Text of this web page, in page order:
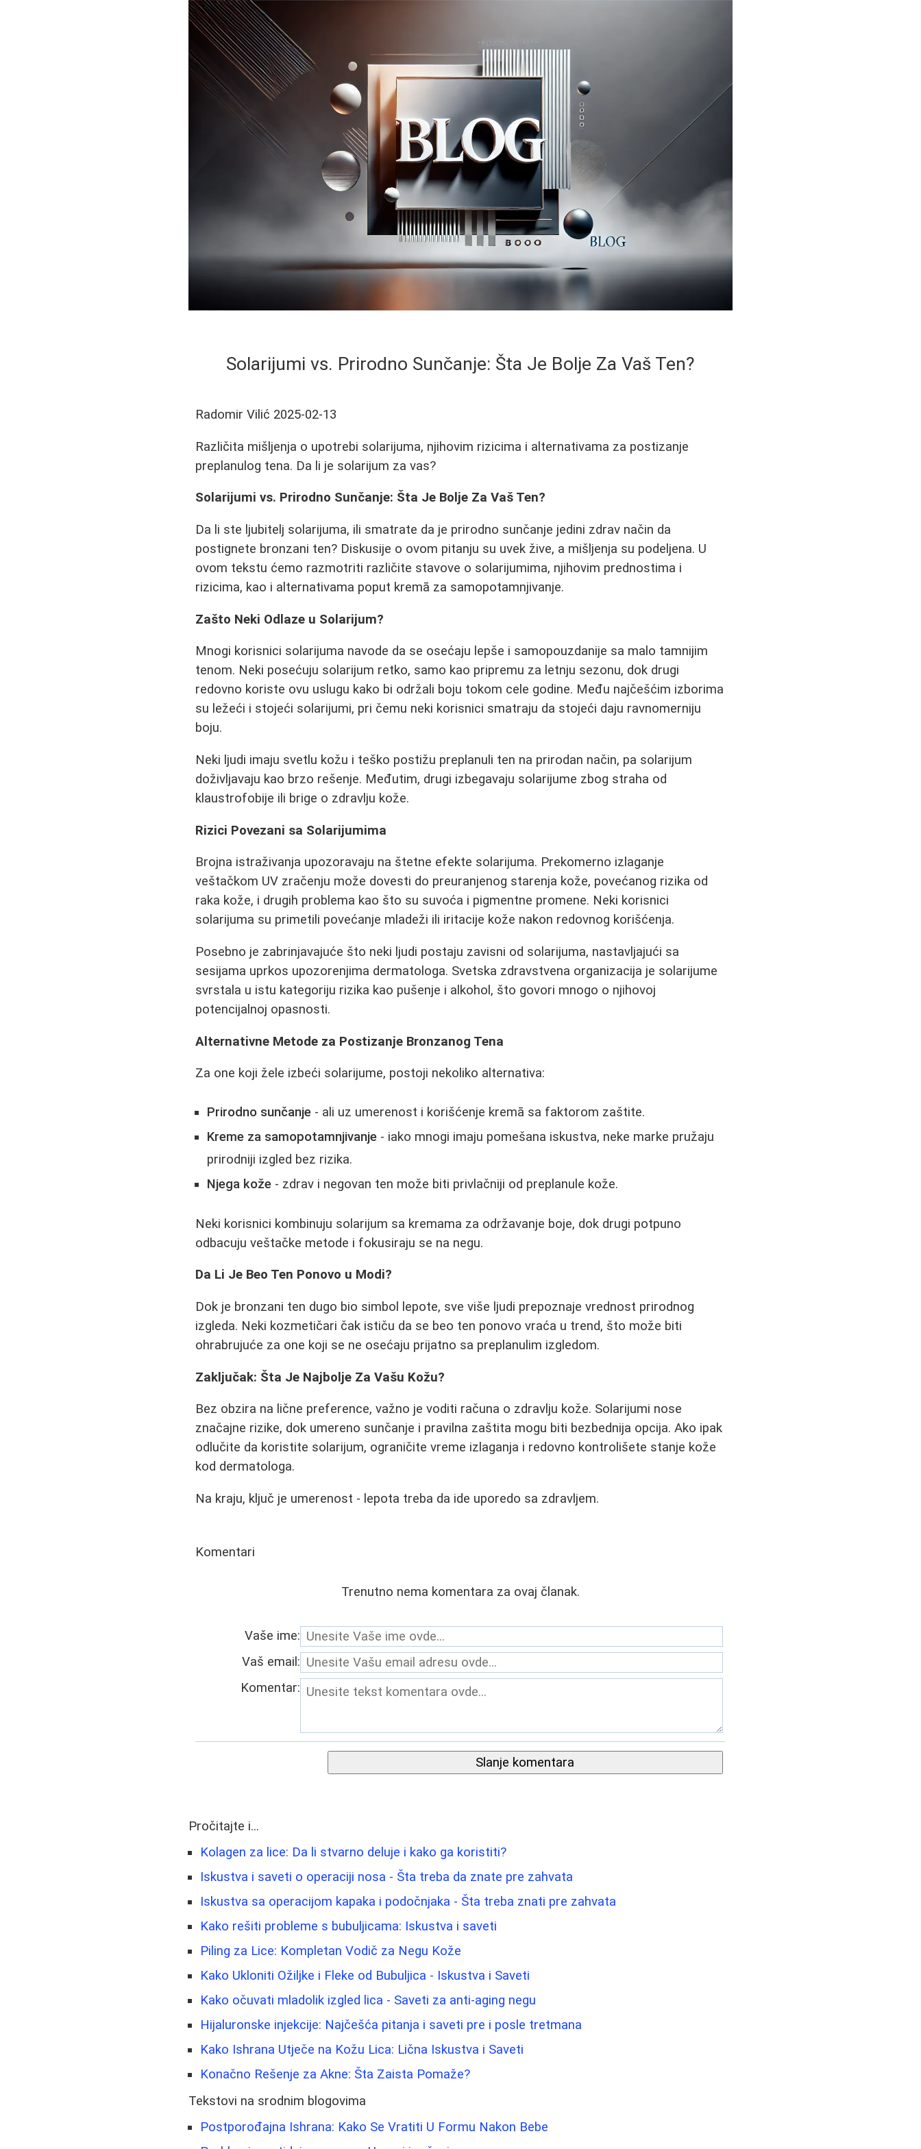
Solarijumi vs. Prirodno Sunčanje: Šta Je Bolje Za Vaš Ten?
Radomir Vilić 2025-02-13
Različita mišljenja o upotrebi solarijuma, njihovim rizicima i alternativama za postizanje
preplanulog tena. Da li je solarijum za vas?
Solarijumi vs. Prirodno Sunčanje: Šta Je Bolje Za Vaš Ten?
Da li ste ljubitelj solarijuma, ili smatrate da je prirodno sunčanje jedini zdrav način da
postignete bronzani ten? Diskusije o ovom pitanju su uvek žive, a mišljenja su podeljena. U
ovom tekstu ćemo razmotriti različite stavove o solarijumima, njihovim prednostima i
rizicima, kao i alternativama poput kremā za samopotamnjivanje.
Zašto Neki Odlaze u Solarijum?
Mnogi korisnici solarijuma navode da se osećaju lepše i samopouzdanije sa malo tamnijim
tenom. Neki posećuju solarijum retko, samo kao pripremu za letnju sezonu, dok drugi
redovno koriste ovu uslugu kako bi održali boju tokom cele godine. Među najčešćim izborima
su ležeći i stojeći solarijumi, pri čemu neki korisnici smatraju da stojeći daju ravnomerniju
boju.
Neki ljudi imaju svetlu kožu i teško postižu preplanuli ten na prirodan način, pa solarijum
doživljavaju kao brzo rešenje. Međutim, drugi izbegavaju solarijume zbog straha od
klaustrofobije ili brige o zdravlju kože.
Rizici Povezani sa Solarijumima
Brojna istraživanja upozoravaju na štetne efekte solarijuma. Prekomerno izlaganje
veštačkom UV zračenju može dovesti do preuranjenog starenja kože, povećanog rizika od
raka kože, i drugih problema kao što su suvoća i pigmentne promene. Neki korisnici
solarijuma su primetili povećanje mladeži ili iritacije kože nakon redovnog korišćenja.
Posebno je zabrinjavajuće što neki ljudi postaju zavisni od solarijuma, nastavljajući sa
sesijama uprkos upozorenjima dermatologa. Svetska zdravstvena organizacija je solarijume
svrstala u istu kategoriju rizika kao pušenje i alkohol, što govori mnogo o njihovoj
potencijalnoj opasnosti.
Alternativne Metode za Postizanje Bronzanog Tenа
Za one koji žele izbeći solarijume, postoji nekoliko alternativa:
Prirodno sunčanje - ali uz umerenost i korišćenje kremā sa faktorom zaštite.
Kreme za samopotamnjivanje - iako mnogi imaju pomešana iskustva, neke marke pružaju
prirodniji izgled bez rizika.
Njega kože - zdrav i negovan ten može biti privlačniji od preplanule kože.
Neki korisnici kombinuju solarijum sa kremama za održavanje boje, dok drugi potpuno
odbacuju veštačke metode i fokusiraju se na negu.
Da Li Je Beo Ten Ponovo u Modi?
Dok je bronzani ten dugo bio simbol lepote, sve više ljudi prepoznaje vrednost prirodnog
izgleda. Neki kozmetičari čak ističu da se beo ten ponovo vraća u trend, što može biti
ohrabrujuće za one koji se ne osećaju prijatno sa preplanulim izgledom.
Zaključak: Šta Je Najbolje Za Vašu Kožu?
Bez obzira na lične preference, važno je voditi računa o zdravlju kože. Solarijumi nose
značajne rizike, dok umereno sunčanje i pravilna zaštita mogu biti bezbednija opcija. Ako ipak
odlučite da koristite solarijum, ograničite vreme izlaganja i redovno kontrolišete stanje kože
kod dermatologa.
Na kraju, ključ je umerenost - lepota treba da ide uporedo sa zdravljem.
Komentari
Trenutno nema komentara za ovaj članak.
Vaše ime:
Vaš email:
Komentar:
Slanje komentara
Pročitajte i...
Kolagen za lice: Da li stvarno deluje i kako ga koristiti?
Iskustva i saveti o operaciji nosa - Šta treba da znate pre zahvata
Iskustva sa operacijom kapaka i podočnjaka - Šta treba znati pre zahvata
Kako rešiti probleme s bubuljicama: Iskustva i saveti
Piling za Lice: Kompletan Vodič za Negu Kože
Kako Ukloniti Ožiljke i Fleke od Bubuljica - Iskustva i Saveti
Kako očuvati mladolik izgled lica - Saveti za anti-aging negu
Hijaluronske injekcije: Najčešća pitanja i saveti pre i posle tretmana
Kako Ishrana Utječe na Kožu Lica: Lična Iskustva i Saveti
Konačno Rešenje za Akne: Šta Zaista Pomaže?
Tekstovi na srodnim blogovima
Postporođajna Ishrana: Kako Se Vratiti U Formu Nakon Bebe